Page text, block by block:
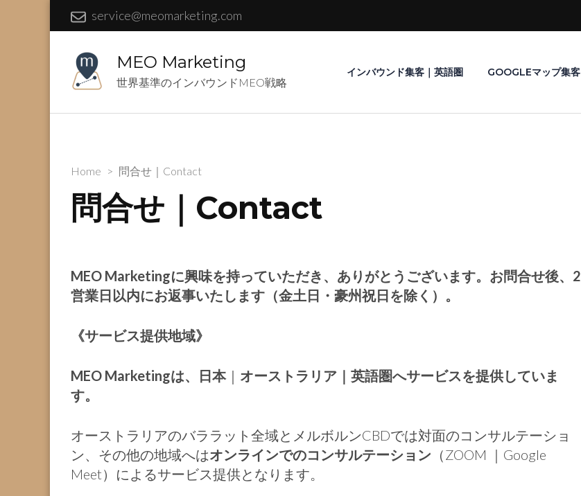
service@meomarketing.com
MEO Marketing
世界基準のインバウンドMEO戦略
インバウンド集客｜英語圏 GOOGLEマップ集客
Home > 問合せ｜Contact
問合せ｜Contact
MEO Marketingに興味を持っていただき、ありがとうございます。お問合せ後、2
営業日以内にお返事いたします（金土日・豪州祝日を除く）。
《サービス提供地域》
MEO Marketingは、日本｜ オーストラリア｜英語圏へサービスを提供していま
す。
オーストラリアのバララット全域とメルボルンCBDでは対面のコンサルテーショ
ン、その他の地域へはオンラインでのコンサルテーション （ZOOM ｜Google
Meet）によるサービス提供となります。